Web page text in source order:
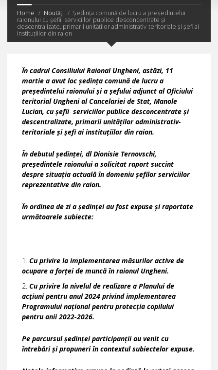
Home Noutăți
Ședința comună de lucru a președintelui
raionului cu şefii serviciilor publice desconcentrate și
descentralizate, primarii unităților administrativ-teritoriale și șefi ai
instituțiilor din raion
În cadrul Consiliului Raional Ungheni, astăzi, 11
martie a avut loc ședința comună de lucru a
președintelui raionului și a șefului adjunct al Oficiului
teritorial Ungheni al Cancelariei de Stat, Manole
Lucian, cu şefii serviciilor publice desconcentrate și
descentralizate, primarii unităților administrativ-
teritoriale și șefi ai instituțiilor din raion.
În debutul ședinței, dl Dionisie Ternovschi,
președintele raionului a solicitat raport succint
despre situația actuală în domeniu șefilor serviciilor
reprezentative din raion.
În ordinea de zi a ședinței au fost expuse și raportate
următoarele subiecte:
Cu privire la implementarea măsurilor active de
ocupare a forței de muncă în raionul Ungheni.
Cu privire la nivelul de realizare a Planului de
acțiuni pentru anul 2024 privind implementarea
Programului național pentru protecția copilului
pentru anii 2022-2026.
Pe parcursul ședinței participanții au venit cu
întrebări și propuneri în contextul subiectelor expuse.